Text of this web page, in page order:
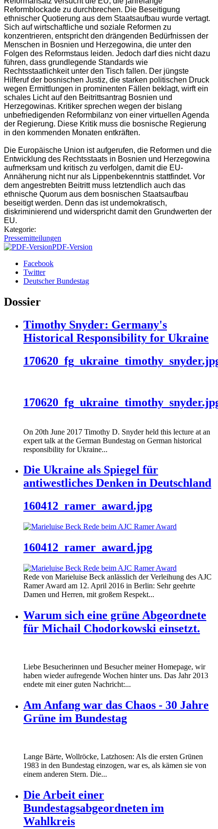
Reformblockade zu durchbrechen. Die Beseitigung
ethnischer Quotierung aus dem Staatsaufbau wurde vertagt.
Sich auf wirtschaftliche und soziale Reformen zu
konzentrieren, entspricht den drängenden Bedürfnissen der
Menschen in Bosnien und Herzegowina, die unter den
Folgen des Reformstaus leiden. Jedoch darf dies nicht dazu
führen, dass grundlegende Standards wie
Rechtsstaatlichkeit unter den Tisch fallen. Der jüngste
Hilferuf der bosnischen Justiz, die starken politischen Druck
wegen Ermittlungen in prominenten Fällen beklagt, wirft ein
schales Licht auf den Beitrittsantrag Bosnien und
Herzegowinas. Kritiker sprechen wegen der bislang
unbefriedigenden Reformbilanz von einer virtuellen Agenda
der Regierung. Diese Kritik muss die bosnische Regierung
in den kommenden Monaten entkräften.
Die Europäische Union ist aufgerufen, die Reformen und die
Entwicklung des Rechtsstaats in Bosnien und Herzegowina
aufmerksam und kritisch zu verfolgen, damit die EU-
Annäherung nicht nur als Lippenbekenntnis stattfindet. Vor
dem angestrebten Beitritt muss letztendlich auch das
ethnische Quorum aus dem bosnischen Staatsaufbau
beseitigt werden. Denn das ist undemokratisch,
diskriminierend und widerspricht damit den Grundwerten der
EU.
Kategorie:
Pressemitteilungen
PDF-Version
Facebook
Twitter
Deutscher Bundestag
Dossier
Timothy Snyder: Germany's
Historical Responsibility for Ukraine
On 20th June 2017 Timothy D. Snyder held this lecture at an
expert talk at the German Bundestag on German historical
responsibility for Ukraine...
Die Ukraine als Spiegel für
antiwestliches Denken in Deutschland
160412_ramer_award.jpg
160412_ramer_award.jpg
Rede von Marieluise Beck anlässlich der Verleihung des AJC
Ramer Award am 12. April 2016 in Berlin: Sehr geehrte
Damen und Herren, mit großem Respekt...
Warum sich eine grüne Abgeordnete
für Michail Chodorkowski einsetzt.
Liebe Besucherinnen und Besucher meiner Homepage, wir
haben wieder aufregende Wochen hinter uns. Das Jahr 2013
endete mit einer guten Nachricht:...
Am Anfang war das Chaos - 30 Jahre
Grüne im Bundestag
Lange Bärte, Wollröcke, Latzhosen: Als die ersten Grünen
1983 in den Bundestag einzogen, war es, als kämen sie von
einem anderen Stern. Die...
Die Arbeit einer
Bundestagsabgeordneten im
Wahlkreis